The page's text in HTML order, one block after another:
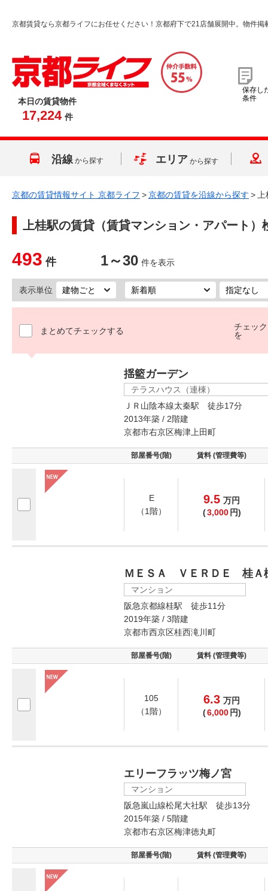
京都賃貸なら京都ライフにお任せください！京都府下で21店舗展開中。物件掲
本日の賃貸物件
17,224 件
保存し
条件
沿線 から探す エリア から探す
京都の賃貸情報サイト 京都ライフ >京都の賃貸を沿線から探す >
上桂駅の賃貸（賃貸マンション・アパート）
493 件 1～30 件を表示
表示単位
まとめてチェックする
チェッ
を
揺籃ガーデン
テラスハウス（連棟）
ＪＲ山陰本線太秦駅 徒歩17分
2013年築 / 2階建
京都市右京区梅津上田町
部屋番号(階) 賃料 (管理費等)
E
（1階）
9.5 万円
(3,000 円)
ＭＥＳＡ ＶＥＲＤＥ 桂Ａ
マンション
阪急京都線桂駅 徒歩11分
2019年築 / 3階建
京都市西京区桂西滝川町
部屋番号(階) 賃料 (管理費等)
105
（1階）
6.3 万円
(6,000 円)
エリーフラッツ梅ノ宮
マンション
阪急嵐山線松尾大社駅 徒歩13分
2015年築 / 5階建
京都市右京区梅津徳丸町
部屋番号(階) 賃料 (管理費等)